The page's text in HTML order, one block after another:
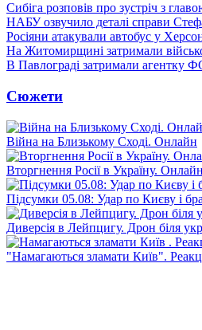
Сибіга розповів про зустріч з
НАБУ озвучило деталі справи
Росіяни атакували автобус у
На Житомирщині затримали
В Павлограді затримали агентку
Сюжети
Війна на Близькому Сході. Онлайн
Вторгнення Росії в Україну. Онлайн
Підсумки 05.08: Удар по Києву і
Диверсія в Лейпцигу. Дрон біля
"Намагаються зламати Київ".